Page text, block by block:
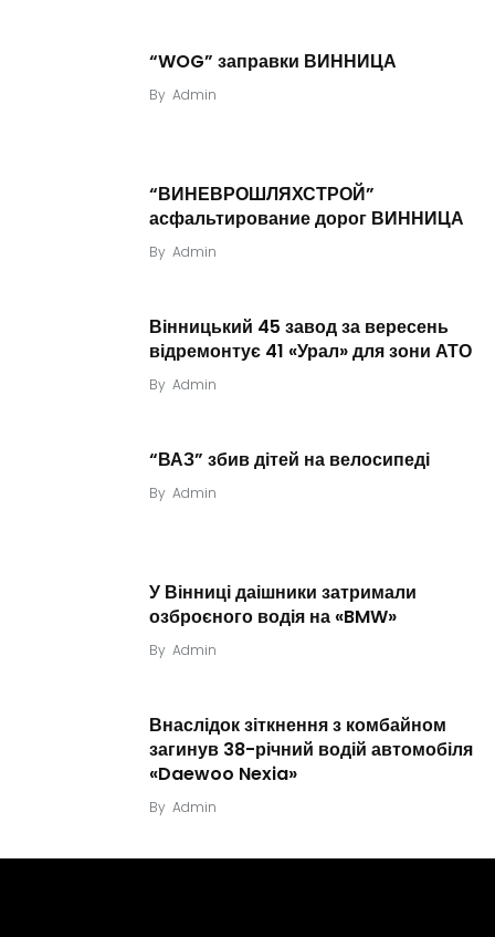
“WOG” заправки ВИННИЦА
By Admin
“ВИНЕВРОШЛЯХСТРОЙ”
асфальтирование дорог ВИННИЦА
By Admin
Вінницький 45 завод за вересень
відремонтує 41 «Урал» для зони АТО
By Admin
“ВАЗ” збив дітей на велосипеді
By Admin
У Вінниці даішники затримали
озброєного водія на «BMW»
By Admin
Внаслідок зіткнення з комбайном
загинув 38-річний водій автомобіля
«Daewoo Nexia»
By Admin